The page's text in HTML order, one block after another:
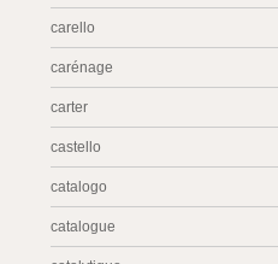
carello
carénage
carter
castello
catalogo
catalogue